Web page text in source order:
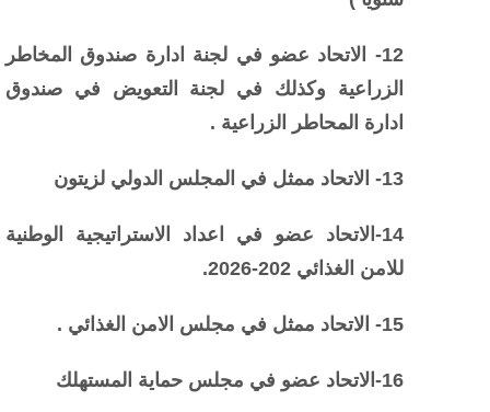
12- الاتحاد عضو في لجنة ادارة صندوق المخاطر
الزراعية وكذلك في لجنة التعويض في صندوق
ادارة المحاطر الزراعية .
13- الاتحاد ممثل في المجلس الدولي لزيتون
14-الاتحاد عضو في اعداد الاستراتيجية الوطنية
للامن الغذائي 202-2026.
15- الاتحاد ممثل في مجلس الامن الغذائي .
16-الاتحاد عضو في مجلس حماية المستهلك